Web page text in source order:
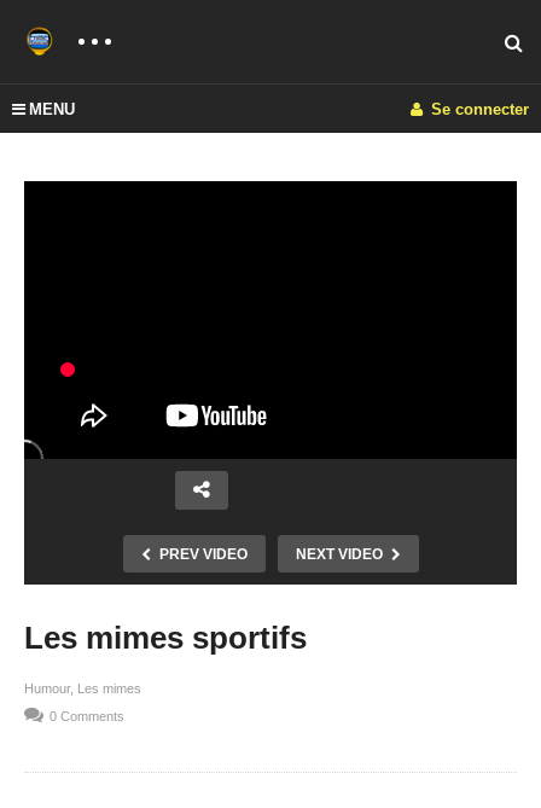
MENU Se connecter
PREV VIDEO NEXT VIDEO
Les mimes sportifs
Humour
Les mimes
0 Comments